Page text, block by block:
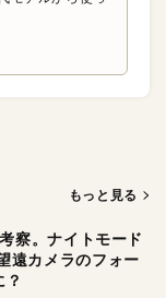
もっと見る
察。ナイトモード
遠カメラのフォー
？